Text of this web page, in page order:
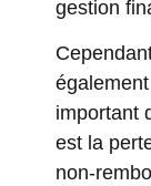
gestion
important
est la
non-